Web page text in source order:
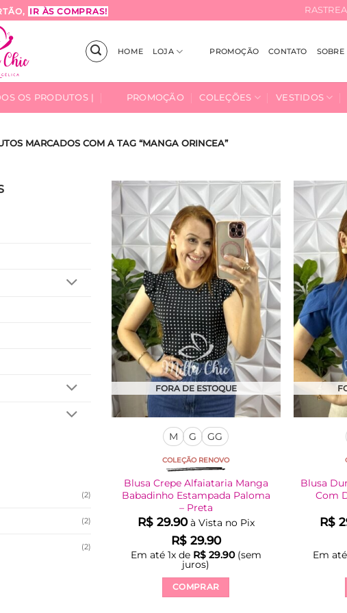
IR ÀS COMPRAS!
HOME LOJA PROMOÇÃO CONTATO SOBRE
OS PRODUTOS | PROMOÇÃO COLEÇÕES VESTIDOS
MARCADOS COM A TAG “MANGA ORINCEA”
(2)
(2)
(2)
FORA DE ESTOQUE
M G GG
COLEÇÃO RENOVO
Blusa Crepe Alfaiataria Manga
Babadinho Estampada Paloma
– Preta
R$29.90 à Vista no Pix
R$29.90
Em até 1x de R$29.90(sem
juros)
COMPRAR
Blusa
Com
R$
Em